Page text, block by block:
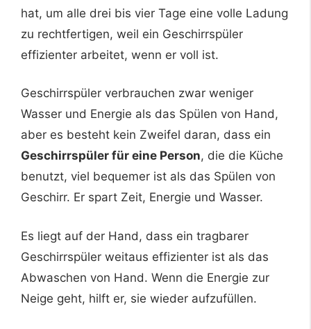
hat, um alle drei bis vier Tage eine volle Ladung
zu rechtfertigen, weil ein Geschirrspüler
effizienter arbeitet, wenn er voll ist.
Geschirrspüler verbrauchen zwar weniger
Wasser und Energie als das Spülen von Hand,
aber es besteht kein Zweifel daran, dass ein
Geschirrspüler für eine Person, die die Küche
benutzt, viel bequemer ist als das Spülen von
Geschirr. Er spart Zeit, Energie und Wasser.
Es liegt auf der Hand, dass ein tragbarer
Geschirrspüler weitaus effizienter ist als das
Abwaschen von Hand. Wenn die Energie zur
Neige geht, hilft er, sie wieder aufzufüllen.